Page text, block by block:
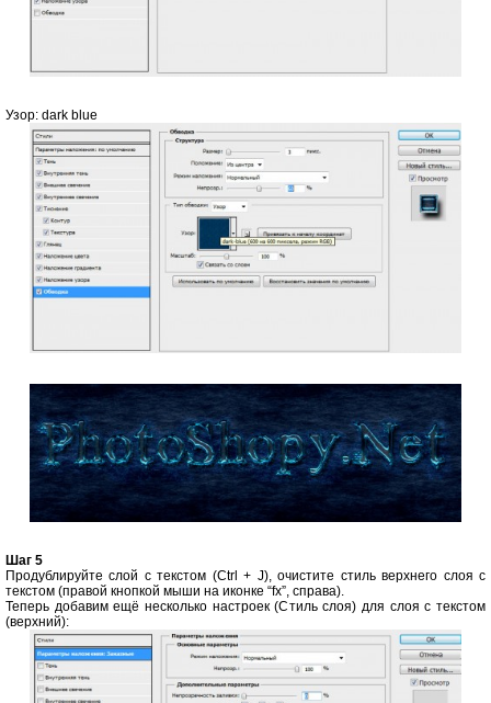
Узор: dark blue
Шаг 5
Продублируйте слой с текстом (Ctrl + J), очистите стиль верхнего слоя с
текстом (правой кнопкой мыши на иконке “fx”, справа).
Теперь добавим ещё несколько настроек (Стиль слоя) для слоя с текстом
(верхний):